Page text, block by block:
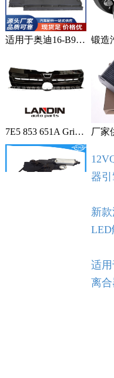
适用于奥迪16-B9车身汽车配件一站式供应品质可靠车身护板可定制 2套
7E5 853 651A Grille With Chrome For VW T5 T6 2009-2015 1个
新
适